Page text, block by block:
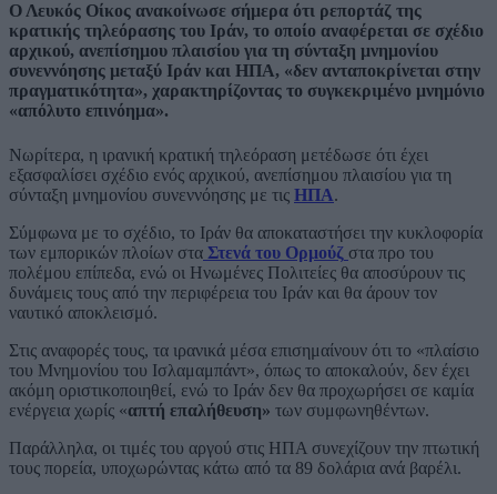
Ο Λευκός Οίκος ανακοίνωσε σήμερα ότι ρεπορτάζ της
κρατικής τηλεόρασης του Ιράν, το οποίο αναφέρεται σε σχέδιο
αρχικού, ανεπίσημου πλαισίου για τη σύνταξη μνημονίου
συνεννόησης μεταξύ Ιράν και ΗΠΑ, «δεν ανταποκρίνεται στην
πραγματικότητα», χαρακτηρίζοντας το συγκεκριμένο μνημόνιο
«απόλυτο επινόημα».
Νωρίτερα, η ιρανική κρατική τηλεόραση μετέδωσε ότι έχει
εξασφαλίσει σχέδιο ενός αρχικού, ανεπίσημου πλαισίου για τη
σύνταξη μνημονίου συνεννόησης με τις ΗΠΑ.
Σύμφωνα με το σχέδιο, το Ιράν θα αποκαταστήσει την κυκλοφορία
των εμπορικών πλοίων στα Στενά του Ορμούζ στα προ του
πολέμου επίπεδα, ενώ οι Ηνωμένες Πολιτείες θα αποσύρουν τις
δυνάμεις τους από την περιφέρεια του Ιράν και θα άρουν τον
ναυτικό αποκλεισμό.
Στις αναφορές τους, τα ιρανικά μέσα επισημαίνουν ότι το «πλαίσιο
του Μνημονίου του Ισλαμαμπάντ», όπως το αποκαλούν, δεν έχει
ακόμη οριστικοποιηθεί, ενώ το Ιράν δεν θα προχωρήσει σε καμία
ενέργεια χωρίς «απτή επαλήθευση» των συμφωνηθέντων.
Παράλληλα, οι τιμές του αργού στις ΗΠΑ συνεχίζουν την πτωτική
τους πορεία, υποχωρώντας κάτω από τα 89 δολάρια ανά βαρέλι.